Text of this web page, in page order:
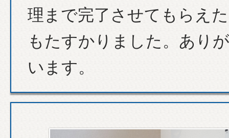
理まで完了させてもらえ
もたすかりました。あり
います。